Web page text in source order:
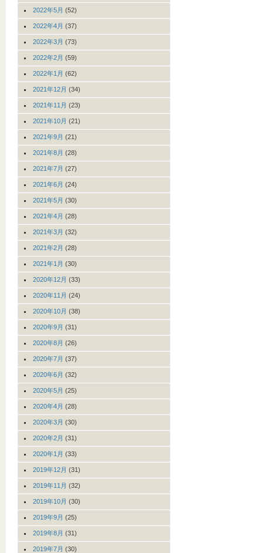
2022年5月 (52)
2022年4月 (37)
2022年3月 (73)
2022年2月 (59)
2022年1月 (62)
2021年12月 (34)
2021年11月 (23)
2021年10月 (21)
2021年9月 (21)
2021年8月 (28)
2021年7月 (27)
2021年6月 (24)
2021年5月 (30)
2021年4月 (28)
2021年3月 (32)
2021年2月 (28)
2021年1月 (30)
2020年12月 (33)
2020年11月 (24)
2020年10月 (38)
2020年9月 (31)
2020年8月 (26)
2020年7月 (37)
2020年6月 (32)
2020年5月 (25)
2020年4月 (28)
2020年3月 (30)
2020年2月 (31)
2020年1月 (33)
2019年12月 (31)
2019年11月 (32)
2019年10月 (30)
2019年9月 (25)
2019年8月 (31)
2019年7月 (30)